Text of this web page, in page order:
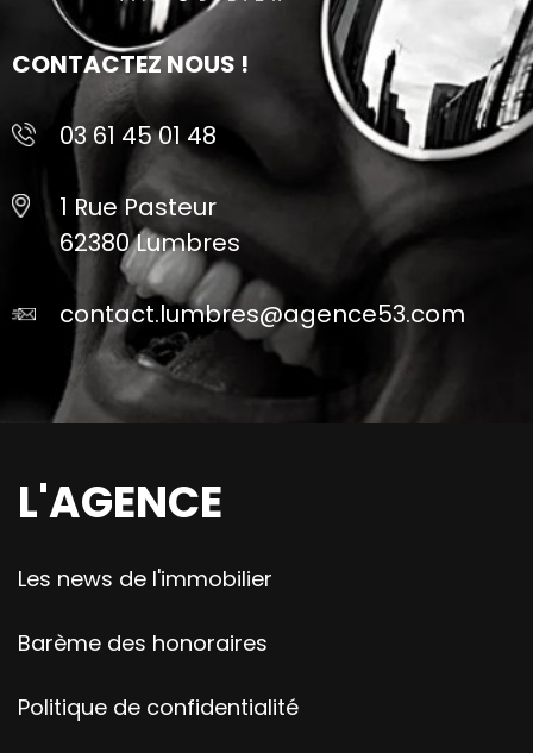
CONTACTEZ NOUS !
03 61 45 01 48
1 Rue Pasteur
62380 Lumbres
contact.lumbres@agence53.com
L'AGENCE
Les news de l'immobilier
Barème des honoraires
Politique de confidentialité